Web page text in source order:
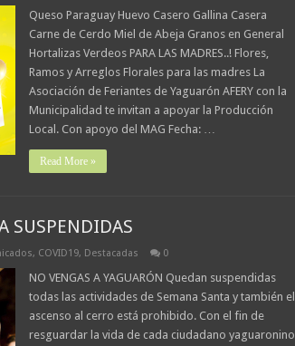
Queso Paraguay Huevo Casero Gallina Casera
Carne de Cerdo Miel de Abeja Granos en General
Hortalizas Verdeos PARA LAS MADRES..! Flores,
Ramos y Arreglos Florales para las madres La
Asociación de Feriantes de Yaguarón AFERY con la
Municipalidad te invitan a apoyar la Producción
Local. Con apoyo del MAG Fecha: …
Read More »
SUSPENDIDAS
, COVID19, Destacadas 0
NO VENGAS A YAGUARÓN Quedan suspendidas
todas las actividades de Semana Santa y también el
ascenso al cerro está prohibido. Con el fin de
resguardar la vida de cada ciudadano yaguaronino